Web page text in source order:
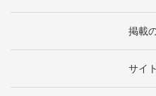
掲載
サイ